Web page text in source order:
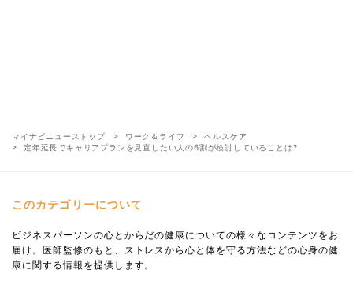
マイナビニューストップ ワーク＆ライフ
ヘルスケア
定年延長でキャリアプランを見直したい人の6割が検討していることは?
このカテゴリーについて
ビジネスパーソンの心とからだの健康についての様々なコンテンツをお
届け。医師監修のもと、ストレスから心と体を守る方法などの心身の健
康に関する情報を提供します。